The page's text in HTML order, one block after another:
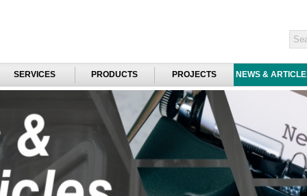
SERVICES PRODUCTS PROJECTS NEWS &